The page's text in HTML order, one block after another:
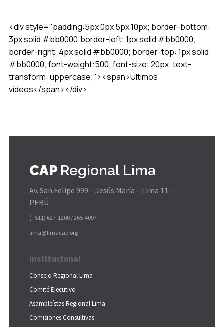
<div style="padding:5px 0px 5px 10px; border-bottom:
3px solid #bb0000;border-left: 1px solid #bb0000;
border-right: 4px solid #bb0000; border-top: 1px solid
#bb0000; font-weight:500; font-size: 20px; text-
transform: uppercase;"><span>Últimos
vídeos</span></div>
CAP Regional Lima
Av. San Felipe 999 – Jesús María – Lima 11 –
PERÚ
(+511) 627-1200 / 265-4097
lima@limacap.org
Institucional
Consejo Regional Lima
Comité Ejecutivo
Asambleístas Regional Lima
Comisiones Consultivas